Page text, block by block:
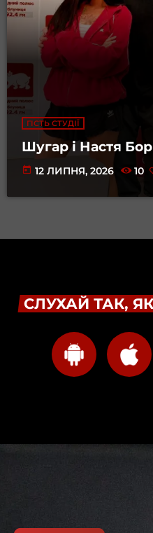
ГІСТЬ СТУДІЇ
Шугар і Настя
today 12 ЛИПНЯ, 2026 10
СЛУХАЙ ТАК,